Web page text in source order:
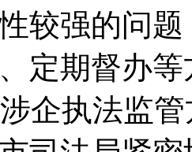
较强的问
定期督办
企执法监